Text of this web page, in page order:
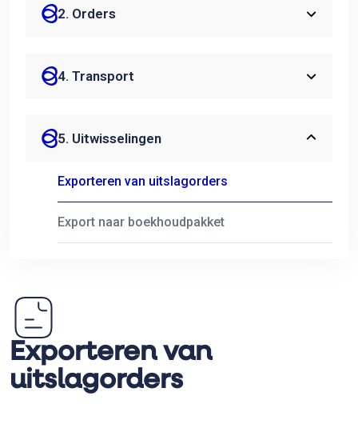
2. Orders
4. Transport
5. Uitwisselingen
Exporteren van uitslagorders
Export naar boekhoudpakket
Exporteren van
uitslagorders